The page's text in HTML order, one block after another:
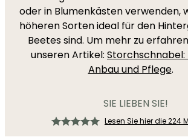
oder in Blumenkästen verwenden,
höheren Sorten ideal für den
Beetes sind. Um mehr zu
unseren Artikel: Storchschnabel:
Anbau und Pflege.
SIE LIEBEN SIE!
Lesen Sie hier die 224